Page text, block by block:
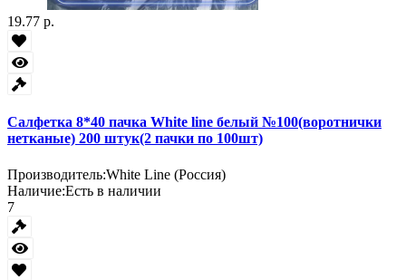
19.77 р.
Салфетка 8*40 пачка White line белый №100(воротнички
нетканые) 200 штук(2 пачки по 100шт)
Производитель:White Line (Россия)
Наличие:Есть в наличии
7